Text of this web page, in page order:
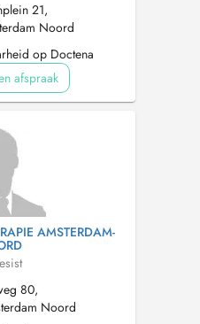
21,
Noord
op Doctena
afspraak
AMSTERDAM-
80,
Noord